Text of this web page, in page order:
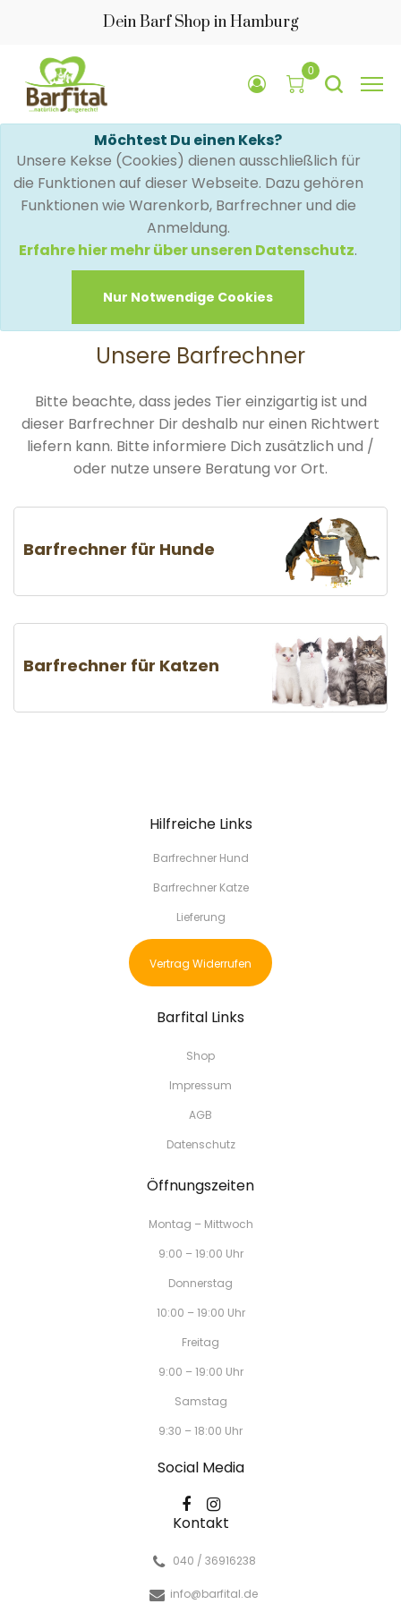
Dein Barf Shop in Hamburg
0
Möchtest Du einen Keks?
Unsere Kekse (Cookies) dienen ausschließlich für
die Funktionen auf dieser Webseite. Dazu gehören
Funktionen wie Warenkorb, Barfrechner und die
Anmeldung.
Erfahre hier mehr über unseren Datenschutz.
Nur Notwendige Cookies
Unsere Barfrechner
Bitte beachte, dass jedes Tier einzigartig ist und
dieser Barfrechner Dir deshalb nur einen Richtwert
liefern kann. Bitte informiere Dich zusätzlich und /
oder nutze unsere Beratung vor Ort.
Barfrechner für Hunde
Barfrechner für Katzen
Hilfreiche Links
Barfrechner Hund
Barfrechner Katze
Lieferung
Vertrag Widerrufen
Barfital Links
Shop
Impressum
AGB
Datenschutz
Öffnungszeiten
Montag – Mittwoch
9:00 – 19:00 Uhr
Donnerstag
10:00 – 19:00 Uhr
Freitag
9:00 – 19:00 Uhr
Samstag
9:30 – 18:00 Uhr
Social Media
Kontakt
040 / 36916238
info@barfital.de